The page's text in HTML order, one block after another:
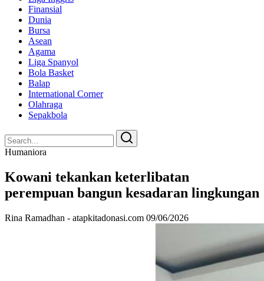
Finansial
Dunia
Bursa
Asean
Agama
Liga Spanyol
Bola Basket
Balap
International Corner
Olahraga
Sepakbola
Search
for:
Search
Humaniora
Kowani tekankan keterlibatan
perempuan bangun kesadaran lingkungan
Rina Ramadhan - atapkitadonasi.com 09/06/2026